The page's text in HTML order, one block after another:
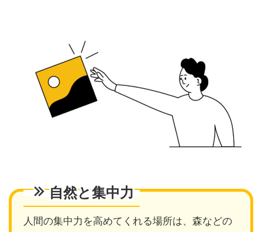
自然と集中力
人間の集中力を高めてくれる場所は、森などの